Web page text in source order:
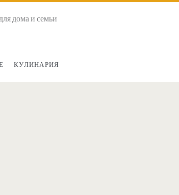
дома и семьи
КУЛИНАРИЯ